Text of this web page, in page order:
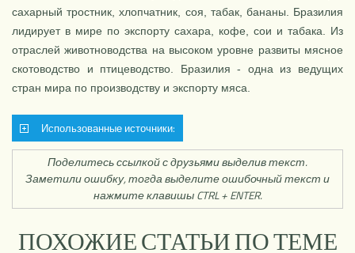
сахарный тростник, хлопчатник, соя, табак, бананы. Бразилия
лидирует в мире по экспорту сахара, кофе, сои и табака. Из
отраслей животноводства на высоком уровне развиты мясное
ското­водство и птицеводство. Бразилия - одна из ведущих
стран мира по производству и экспорту мяса.
Использованные источники:
Поделитесь ссылкой с друзьями выделив текст.
Заметили ошибку, тогда выделите ошибочный текст и
нажмите клавишы CTRL + ENTER.
ПОХОЖИЕ СТАТЬИ ПО ТЕМЕ